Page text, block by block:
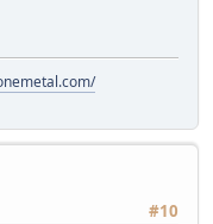
#10